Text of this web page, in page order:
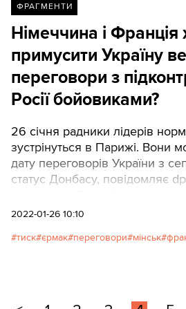
ФРАГМЕНТИ
Німеччина і Франція
примусити Україну
переговори з
Росії бойовиками?
26 січня радники лідерів
зустрінуться в Парижі. Вони
дату переговорів України з
статус Донбасу, повідомляє
новина про перемовини із
2022-01-26 10:10
тиск єрмак переговори мінськ